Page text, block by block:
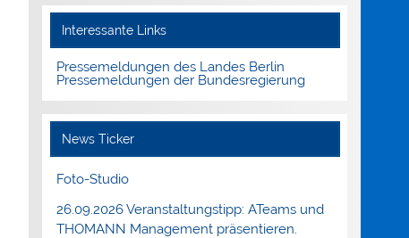
Interessante Links
Pressemeldungen des Landes Berlin
Pressemeldungen der Bundesregierung
News Ticker
Foto-Studio
26.09.2026 Veranstaltungstipp: ATeams und
THOMANN Management präsentieren.